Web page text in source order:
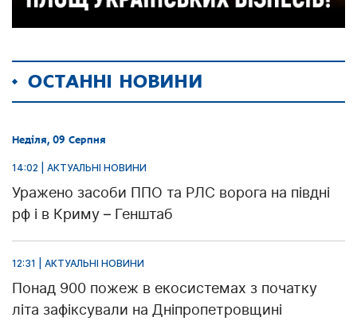
ОСТАННІ НОВИНИ
Неділя, 09 Серпня
14:02 | АКТУАЛЬНІ НОВИНИ
Уражено засоби ППО та РЛС ворога на півдні
рф і в Криму – Генштаб
12:31 | АКТУАЛЬНІ НОВИНИ
Понад 900 пожеж в екосистемах з початку
літа зафіксували на Дніпропетровщині